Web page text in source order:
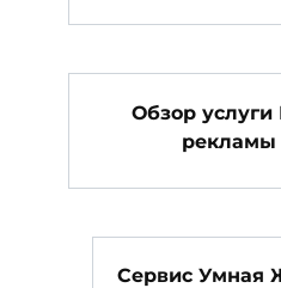
Обзор услуги
рекламы
Сервис Умная